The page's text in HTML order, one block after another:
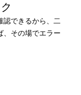
認できるから、二
、その場でエラー